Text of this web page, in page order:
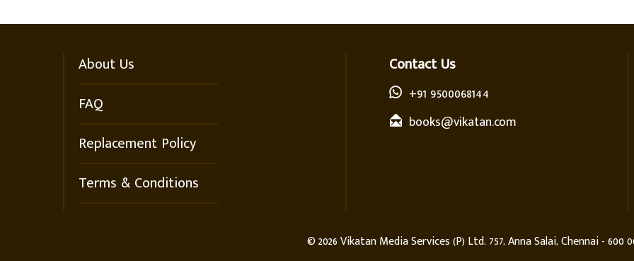
About Us
FAQ
Replacement Policy
Terms & Conditions
Contact Us
+91 9500068144
books@vikatan.com
©2026Vikatan Media Services (P) Ltd. 757, Anna Salai, Chennai - 600